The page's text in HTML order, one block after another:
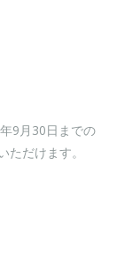
9月30日までの
ただけます。